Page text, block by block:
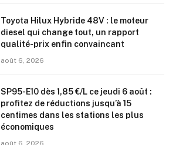
Toyota Hilux Hybride 48V : le moteur
diesel qui change tout, un rapport
qualité-prix enfin convaincant
août 6, 2026
SP95-E10 dès 1,85 €/L ce jeudi 6 août :
profitez de réductions jusqu’à 15
centimes dans les stations les plus
économiques
août 6, 2026